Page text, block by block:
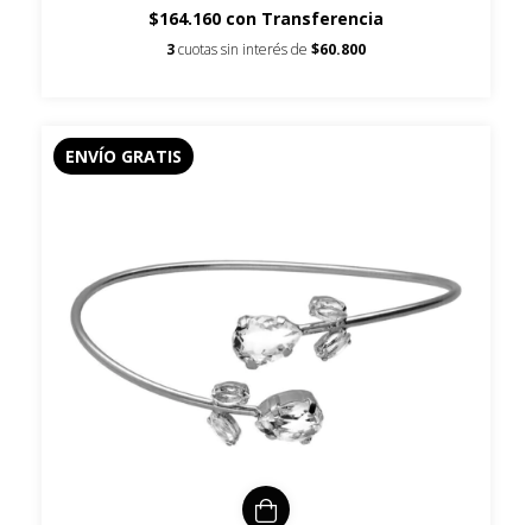
$164.160 con Transferencia
3cuotas sin interés de $60.800
ENVÍO GRATIS